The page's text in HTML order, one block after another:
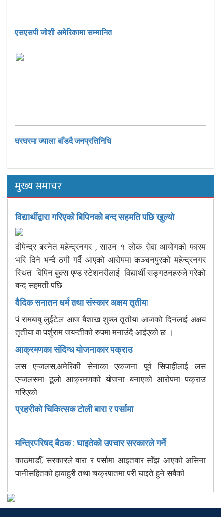
एसएसपी जोशी अमेरिकामा सम्मानित
घरघरमा ज्याला बाँडदै जनप्रतिनिधि
मुख्य समाचर
विद्यार्थीद्वारा गरिएको बिपिनको बन्द सहमति पछि खुल्यो
दीपेन्द्र बस्नेत महेन्द्रनगर , साउन १ लोक सेवा आयोगको फारम
भरि दिने भन्दै ठगी गर्दै आएको आरोपमा कञ्चनपुरको महेन्द्रनगर
स्थित विपिन बुक्स एण्ड स्टेशनरीलाई विद्यार्थी सङ्गठनहरुले गरेको
बन्द सहमती पछि.....
वैदिक सनातन धर्म तथा संस्कार अक्षय तृतीया
पं रामबाबु लुईटेल आज बैशाख शुक्ल तृतीया आजको दिनलाई अक्षय
तृतीया वा पर्शुराम जयन्तीको रुपमा मनाउंदै आईएको छ ।.....
आक्रमणका संदिग्ध योजनाकार पक्राउ
लस एन्जलस,अमेरिकी सेनाका एकजना पूर्व सिपाहीलाई लस
एन्जलसमा ठूलो आक्रमणको योजना बनाएको आरोपमा पक्राउ
गरिएको.....
प्रहरीको चिकित्सक टोली बारा र पर्सामा
मन्त्रिपरिषद् बैठक : घाइतेको उपचार सरकारले गर्ने
काठमाडौँ, सरकारले बारा र पर्सामा आइतबार साँझ आएको असिना
पानीसहितको हावाहुरी तथा चक्रपातमा परी घाइते हुने सबैको.....